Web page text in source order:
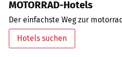
MOTORRAD-Hotels
Der einfachste Weg zur
Hotels suchen